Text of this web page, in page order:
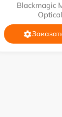
Blackmagic